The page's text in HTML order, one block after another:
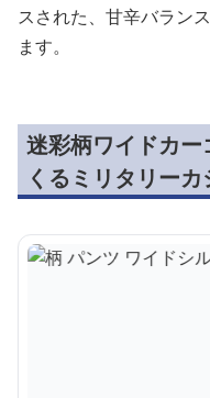
スされた、甘辛バラン
ます。
迷彩柄ワイドカ
くるミリタリー